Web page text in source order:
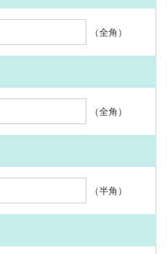
（全角）
（全角）
（半角）